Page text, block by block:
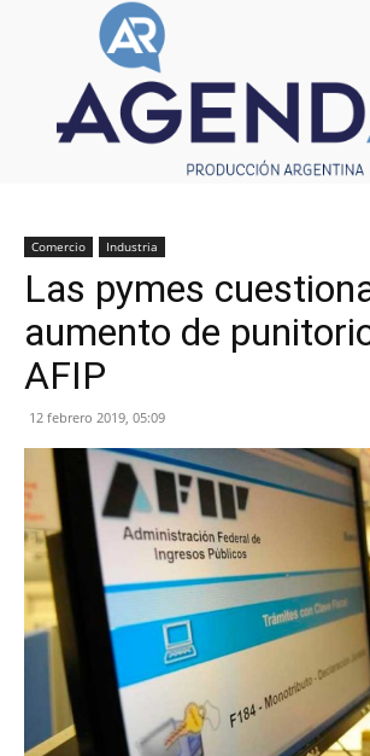
Comercio Industria
Las pymes
aumento de
AFIP
12 febrero 2019, 05:09